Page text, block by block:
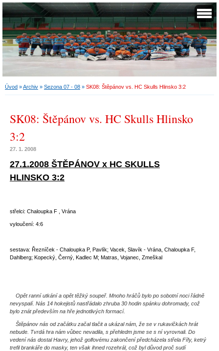
Úvod »Archiv » Sezona 07 - 08 » SK08: Štěpánov vs. HC Skulls Hlinsko 3:2
SK08: Štěpánov vs. HC Skulls Hlinsko
3:2
27. 1. 2008
27.1.2008 ŠTĚPÁNOV x HC SKULLS
HLINSKO 3:2
střelci: Chaloupka F , Vrána
vyloučení: 4:6
sestava: Řezníček - Chaloupka P, Pavlík; Vacek, Slavík - Vrána, Chaloupka F,
Dahlberg; Kopecký, Černý, Kadlec M; Matras, Vojanec, Zmeškal
Opět ranní utkání a opět těžký soupeř. Mnoho hráčů bylo po sobotní noci řádně
nevyspalí. Nás 14 hokejistů nastřádalo zhruba 30 hodin spánku dohromady, což
bylo znát především na hře jednotlivých formací.
Štěpánov nás od začátku začal tlačit a ukázal nám, že se v rukavičkách hrát
nebude. Tvrdá hra nám vůbec nevadila, s přehledm jsme se s ní vyrovnali. Do
vedení nás dostal Havry, jehož golfovému zakončení předcházela střela Fífy, ketrý
trefil brankáře do masky, ten však ihned rozehrál, což byl důvod proč sudí